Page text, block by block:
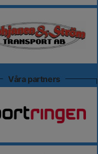
Våra partners